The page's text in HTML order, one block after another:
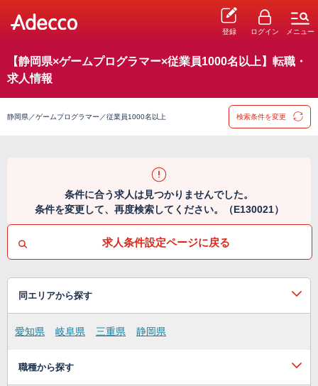
登録 ログイン メニュー
【静岡県×ゲームプログラマー×従業員1000名以上】転職・
求人情報
静岡県／ゲームプログラマー／従業員1000名以上 検索条件を変更
条件に合う求人は見つかりませんでした。
条件を変更して、再度検索してください。（E130021）
求人条件設定ページに戻る
同エリアから探す
愛知県 岐阜県 三重県 静岡県
職種から探す